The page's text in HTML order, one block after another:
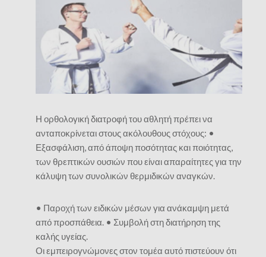
Η ορθολογική διατροφή του αθλητή πρέπει να
ανταποκρίνεται στους ακόλουθους στόχους: •
Εξασφάλιση, από άποψη ποσότητας και ποιότητας,
των θρεπτικών ουσιών που είναι απαραίτητες για την
κάλυψη των συνολικών θερμιδικών αναγκών.
• Παροχή των ειδικών μέσων για ανάκαμψη μετά
από προσπάθεια. • Συμβολή στη διατήρηση της
καλής υγείας.
Οι εμπειρογνώμονες στον τομέα αυτό πιστεύουν ότι